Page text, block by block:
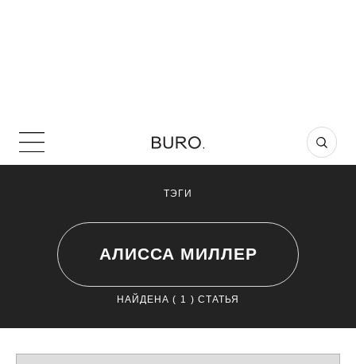
ТЭГИ
АЛИССА МИЛЛЕР
НАЙДЕНА ( 1 ) СТАТЬЯ